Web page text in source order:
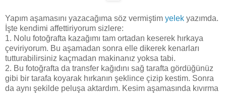
Yapım aşamasını yazacağıma söz vermiştim yelek yazımda.
İşte kendimi affettiriyorum sizlere:
1. Nolu fotoğrafta kazağımı tam ortadan keserek hırkaya
çeviriyorum. Bu aşamadan sonra elle dikerek kenarları
tutturabilirsiniz kaçmadan makinanız yoksa tabi.
2. Bu fotoğrafta da transfer kağıdını sağ tarafta gördüğünüz
gibi bir tarafa koyarak hırkanın şeklince çizip kestim. Sonra
da aynı şekilde peluşa aktardım. Kesim aşamasında kıvırma